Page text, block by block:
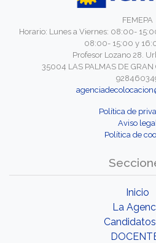
FEMEPA
Horario: Lunes a Viernes: 08:00-
08:00- 15:00 y
Profesor Lozano 28.
35004 LAS PALMAS DE
Política de
Aviso legal
Política de
Inicio
La